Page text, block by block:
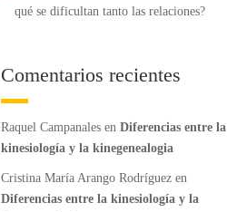
qué se dificultan tanto las relaciones?
Comentarios recientes
Raquel Campanalesen Diferencias entre la
kinesiología y la kinegenealogia
Cristina María Arango Rodríguezen
Diferencias entre la kinesiología y la